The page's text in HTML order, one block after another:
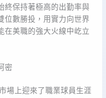
終保持著極高的出勤率與
位數勝投，用實力向世界
在美職的強大火線中屹立
密
場上迎來了職業球員生涯